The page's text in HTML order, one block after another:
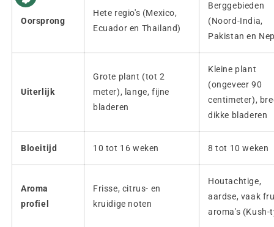
Oorsprong
Hete regio's (Mexico,
Ecuador en Thailand)
Berggebieden
(Noord-India,
Pakistan en
Uiterlijk
Grote plant (tot 2
meter), lange, fijne
bladeren
Kleine plant
(ongeveer 90
centimeter),
dikke bladeren
Bloeitijd 10 tot 16 weken 8 tot 10 weken
Aroma
profiel
Frisse, citrus- en
kruidige noten
Houtachtige,
aardse, vaak
aroma's (Kush-